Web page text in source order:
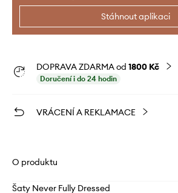
Stáhnout aplikaci
DOPRAVA ZDARMA od 1800 Kč
Doručení i do 24 hodin
VRÁCENÍ A REKLAMACE
O produktu
Šaty Never Fully Dressed